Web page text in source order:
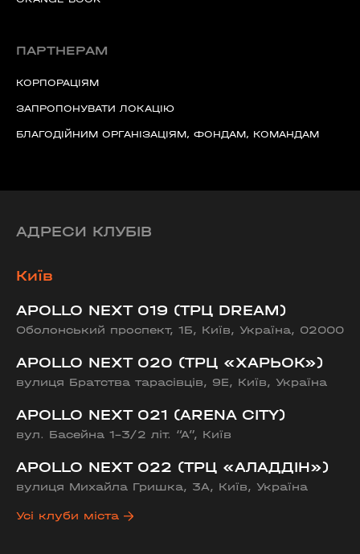
ПАРТНЕРАМ
КОРПОРАЦІЯМ
ЗАПРОПОНУВАТИ ЛОКАЦІЮ
БЛАГОДІЙНИМ ОРГАНІЗАЦІЯМ, ФОНДАМ, КОМАНДАМ
АДРЕСИ КЛУБІВ
Київ
APOLLO NEXT 019 (ТРЦ DREAM)
Оболонський проспект, 1Б, Київ, Україна, 02000
APOLLO NEXT 020 (ТРЦ «ХАРЬОК»)
вулиця Братства тарасівців, 9Е, Київ, Україна
APOLLO NEXT 021 (ARENA CITY)
вул. Басейна 1-3/2 літ. “А”, Київ
APOLLO NEXT 022 (ТРЦ «АЛАДДІН»)
вулиця Михайла Гришка, 3А, Київ, Україна
Усі клуби міста